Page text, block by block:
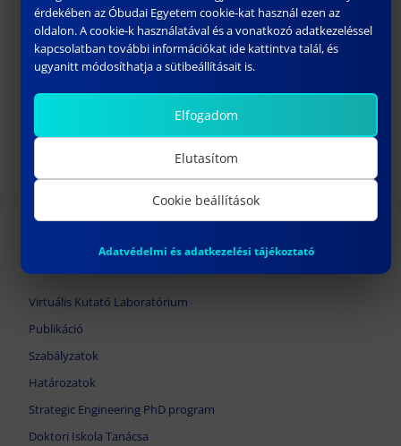
197.SZ HATÁROZAT
TOVÁBBI LINKEK
Virtuális Kutató Laboratórium
Publikáció
Szabályzatok
Határozatok
Strategic Engineering PhD program
Doktori Iskola Tanácsa
érdekében az Óbudai Egyetem cookie-kat használ ezen az
oldalon. A cookie-k használatával és a vonatkozó adatkezeléssel
kapcsolatban további információkat ide kattintva talál, és
ugyanitt módosíthatja a sütibeállításait is.
Elfogadom
Elutasítom
Cookie beállítások
Adatvédelmi és adatkezelési tájékoztató